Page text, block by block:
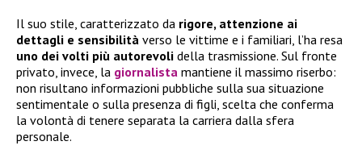
Il suo stile, caratterizzato da rigore, attenzione ai
dettagli e sensibilità verso le vittime e i familiari, l’ha resa
uno dei volti più autorevoli della trasmissione. Sul fronte
privato, invece, la giornalista mantiene il massimo riserbo:
non risultano informazioni pubbliche sulla sua situazione
sentimentale o sulla presenza di figli, scelta che conferma
la volontà di tenere separata la carriera dalla sfera
personale.